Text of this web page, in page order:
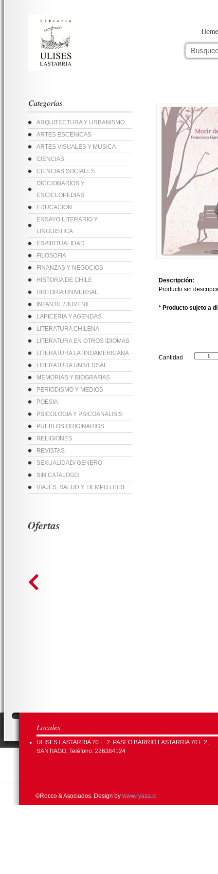
Home
Categorías
ARQUITECTURA Y URBANISMO
ARTES ESCENICAS
ARTES VISUALES Y MUSICA
CIENCIAS
CIENCIAS SOCIALES
DICCIONARIOS Y
ENCICLOPEDIAS
EDUCACION
ENSAYO LITERARIO Y
LINGUISTICA
ESPIRITUALIDAD
FILOSOFIA
FINANZAS Y NEGOCIOS
HISTORIA DE CHILE
HISTORIA UNIVERSAL
INFANTIL / JUVENIL
LAPICERIA Y AGENDAS
LITERATURA CHILENA
LITERATURA EN OTROS IDIOMAS
LITERATURA LATINOAMERICANA
LITERATURA UNIVERSAL
MEMORIAS Y BIOGRAFIAS
PERIODISMO Y MEDIOS
POESIA
PSICOLOGIA Y PSICOANALISIS
PUEBLOS ORIGINARIOS
RELIGIONES
REVISTAS
SEXUALIDAD/ GENERO
SIN CATALOGO
VIAJES, SALUD Y TIEMPO LIBRE
Descripción:
Producto sin
* Producto sujeto a
Cantidad
Ofertas
Locales
ULISES LASTARRIA 70 L. 2: PASEO BARRIO LASTARRIA 70 L.2,
SANTIAGO, Teléfono: 226384124
©Rocco & Asociados. Design by www.ryasa.cl